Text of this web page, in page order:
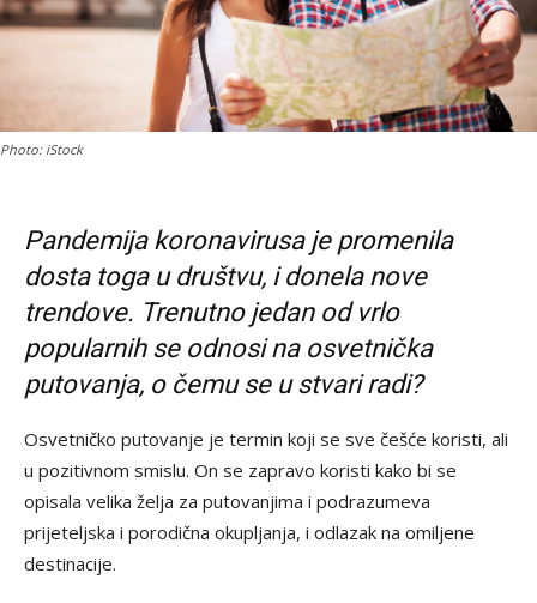
Photo: iStock
Pandemija koronavirusa je promenila
dosta toga u društvu, i donela nove
trendove. Trenutno jedan od vrlo
popularnih se odnosi na osvetnička
putovanja, o čemu se u stvari radi?
Osvetničko putovanje je termin koji se sve češće koristi, ali
u pozitivnom smislu. On se zapravo koristi kako bi se
opisala velika želja za putovanjima i podrazumeva
prijeteljska i porodična okupljanja, i odlazak na omiljene
destinacije.